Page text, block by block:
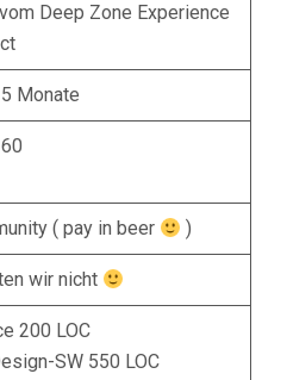
LIGHT-
)
Deep Zone Experience
Monate
( pay in beer )
wir nicht
200 LOC
SW 550 LOC